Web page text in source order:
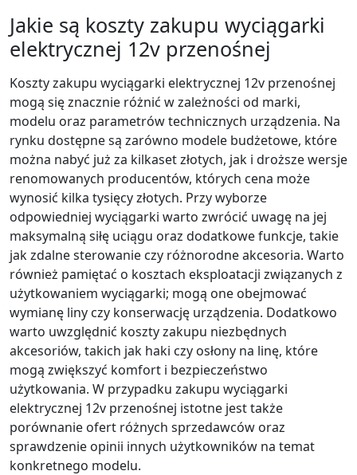
Jakie są koszty zakupu wyciągarki
elektrycznej 12v przenośnej
Koszty zakupu wyciągarki elektrycznej 12v przenośnej
mogą się znacznie różnić w zależności od marki,
modelu oraz parametrów technicznych urządzenia. Na
rynku dostępne są zarówno modele budżetowe, które
można nabyć już za kilkaset złotych, jak i droższe wersje
renomowanych producentów, których cena może
wynosić kilka tysięcy złotych. Przy wyborze
odpowiedniej wyciągarki warto zwrócić uwagę na jej
maksymalną siłę uciągu oraz dodatkowe funkcje, takie
jak zdalne sterowanie czy różnorodne akcesoria. Warto
również pamiętać o kosztach eksploatacji związanych z
użytkowaniem wyciągarki; mogą one obejmować
wymianę liny czy konserwację urządzenia. Dodatkowo
warto uwzględnić koszty zakupu niezbędnych
akcesoriów, takich jak haki czy osłony na linę, które
mogą zwiększyć komfort i bezpieczeństwo
użytkowania. W przypadku zakupu wyciągarki
elektrycznej 12v przenośnej istotne jest także
porównanie ofert różnych sprzedawców oraz
sprawdzenie opinii innych użytkowników na temat
konkretnego modelu.